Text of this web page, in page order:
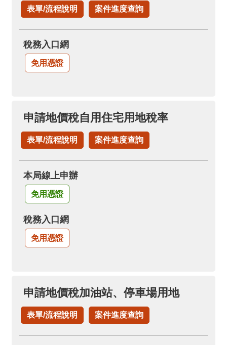
表單/流程說明 案件進度查詢
稅務入口網
免用憑證
申請地價稅自用住宅用地稅率
表單/流程說明 案件進度查詢
本局線上申辦
免用憑證
稅務入口網
免用憑證
申請地價稅加油站、停車場用地
表單/流程說明 案件進度查詢